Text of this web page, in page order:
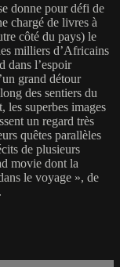
donne pour défi de
chargé de livres à
côté du pays) le
milliers d’Africains
dans l’espoir
grand détour
des sentiers du
les superbes images
un regard très
quêtes parallèles
de plusieurs
movie dont la
le voyage », de